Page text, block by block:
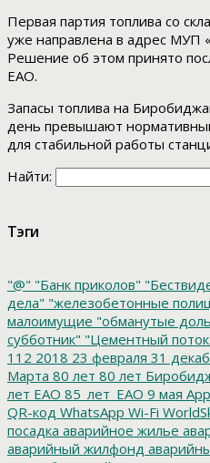
Первая партия топлива со
уже направлена в адрес МУП
Решение об этом принято
ЕАО.
Запасы топлива на
день превышают
для стабильной работы
Найти:
Тэги
"@" "Банк приколов"
дела" "железобетонные
малоимущие "обманутые
субботник" "Цементный
112 2018 23 февраля 31
Марта 80 лет 80 лет
лет ЕАО 85_лет_ЕАО 9 мая
QR-код WhatsApp Wi-Fi
посадка аварийное жилье
аварийный жилфонд